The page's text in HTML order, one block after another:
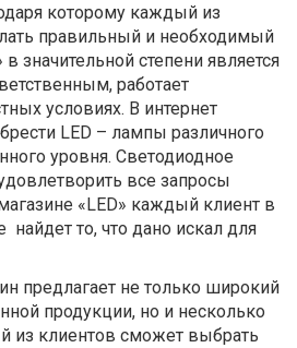
которому каждый из
правильный и необходимый
значительной степени является
работает
условиях. В интернет
LED – лампы различного
уровня. Светодиодное
все запросы
«LED» каждый клиент в
найдет то, что дано искал для
не только широкий
продукции, но и несколько
из клиентов сможет выбрать